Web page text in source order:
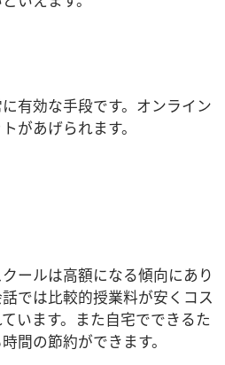
有効な手段です。オンライン
があげられます。
ールは高額になる傾向にあり
では比較的授業料が安くコス
います。また自宅でできるた
間の節約ができます。